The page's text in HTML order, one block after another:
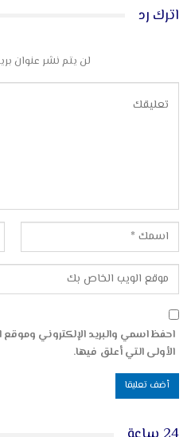
اترك رد
لن يتم نشر عنوان
احفظ اسمي والبريد الإلكتروني
الأولى التي أعلق فيها.